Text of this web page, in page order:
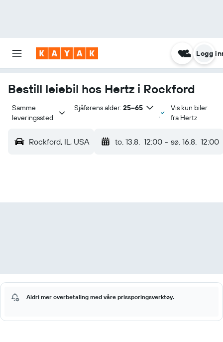
Logg
Bestill leiebil hos Hertz i Rockford
Samme
leveringssted
Sjåførens alder: 25–65
Vis kun biler
fra Hertz
Rockford, IL, USA to. 13.8. 12:00 - sø. 16.8. 12:00
Aldri mer overbetaling med våre prissporingsverktøy.